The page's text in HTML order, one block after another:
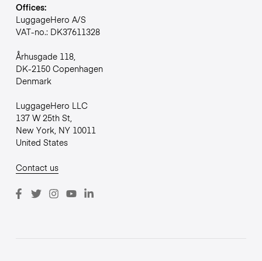
Offices:
LuggageHero A/S
VAT-no.: DK37611328
Århusgade 118,
DK-2150 Copenhagen
Denmark
LuggageHero LLC
137 W 25th St,
New York, NY 10011
United States
Contact us